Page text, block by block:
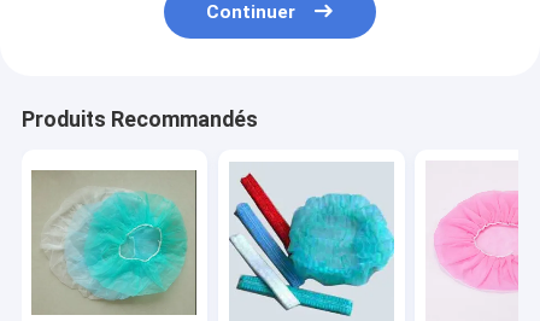
Continuer
Produits Recommandés